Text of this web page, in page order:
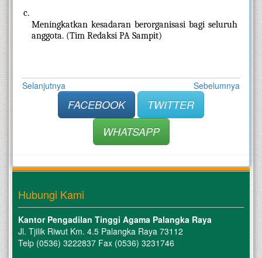
Meningkatkan kesadaran berorganisasi bagi seluruh
anggota. (Tim Redaksi PA Sampit)
Selanjutnya Sebelumnya
FACEBOOK
TWITTER
WHATSAPP
Hubungi Kami
Kantor Pengadilan Tinggi Agama Palangka Raya
Jl. Tjilik Riwut Km. 4.5 Palangka Raya 73112
Telp (0536) 3222837 Fax (0536) 3231746